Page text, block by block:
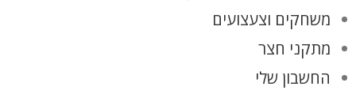
משחקים וצעצועים
מתקני חצר
החשבון שלי